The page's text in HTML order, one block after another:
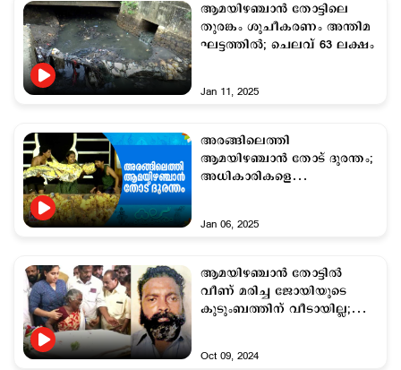
ആമയിഴഞ്ചാന്‍ തോട്ടിലെ
തുരങ്കം ശുചീകരണം അന്തിമ
ഘട്ടത്തില്‍; ചെലവ് 63 ലക്ഷം
Jan 11, 2025
അരങ്ങിലെത്തി
ആമയിഴഞ്ചാന്‍ തോട് ദുരന്തം;
അധികാരികളെ
Jan 06, 2025
ആമയിഴഞ്ചാൻ തോട്ടിൽ
വീണ് മരിച്ച ജോയിയുടെ
കുടുംബത്തിന് വീടായില്ല;
Oct 09, 2024